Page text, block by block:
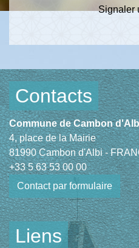
Signaler
Contacts
Commune de Cambon
4, place de la Mairie
81990 Cambon d'Albi -
+33 5 63 53 00 00
Contact par formulaire
Liens